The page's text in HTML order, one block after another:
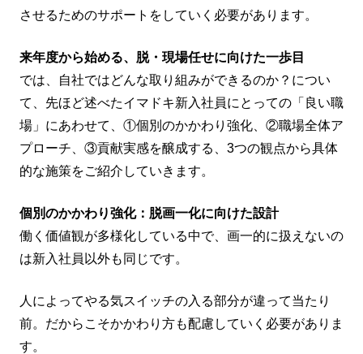
させるためのサポートをしていく必要があります。
来年度から始める、脱・現場任せに向けた一歩目
では、自社ではどんな取り組みができるのか？につい
て、先ほど述べたイマドキ新入社員にとっての「良い職
場」にあわせて、①個別のかかわり強化、②職場全体ア
プローチ、③貢献実感を醸成する、3つの観点から具体
的な施策をご紹介していきます。
個別のかかわり強化：脱画一化に向けた設計
働く価値観が多様化している中で、画一的に扱えないの
は新入社員以外も同じです。
人によってやる気スイッチの入る部分が違って当たり
前。だからこそかかわり方も配慮していく必要がありま
す。